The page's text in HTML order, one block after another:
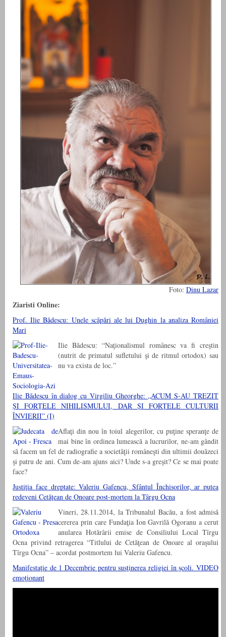
Foto: Dinu Lazar
Ziaristi Online:
Prof. Ilie Bădescu: Unele scăpări ale lui Dughin la analiza României
Mari
Ilie Bădescu: “Naţionalismul românesc va fi creştin
(nutrit de primatul sufletului şi de ritmul ortodox) sau
nu va exista de loc.”
Ilie Bădescu în dialog cu Virgiliu Gheorghe: „ACUM S-AU TREZIT
ȘI FORȚELE NIHILISMULUI, DAR ȘI FORȚELE CULTURII
ÎNVIERII” (I)
Aflaţi din nou în toiul alegerilor, cu puţine speranţe de
mai bine în ordinea lumească a lucrurilor, ne-am gândit
să facem un fel de radiografie a societăţii româneşti din ultimii douăzeci
şi patru de ani. Cum de-am ajuns aici? Unde s-a greşit? Ce se mai poate
face?
Justiţia face dreptate: Valeriu Gafencu, Sfântul Închisorilor, ar putea
redeveni Cetăţean de Onoare post-mortem la Târgu Ocna
Vineri, 28.11.2014, la Tribunalul Bacău, a fost admisă
cererea prin care Fundaţia Ion Gavrilă Ogoranu a cerut
anularea Hotărârii emise de Consiliului Local Tîrgu
Ocna privind retragerea “Titlului de Cetăţean de Onoare al oraşului
Tîrgu Ocna” – acordat postmortem lui Valeriu Gafencu.
Manifestaţie de 1 Decembrie pentru susţinerea religiei în şcoli. VIDEO
emoţionant